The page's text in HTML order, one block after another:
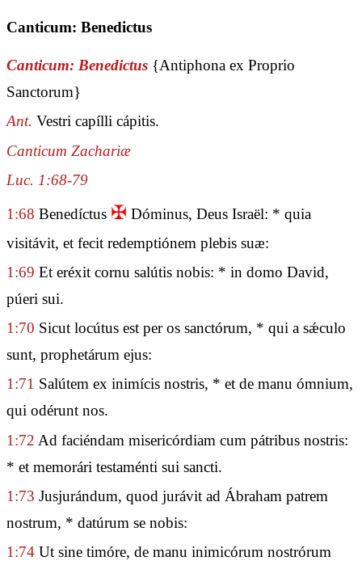
Canticum: Benedictus
Canticum: Benedictus {Antiphona ex Proprio
Sanctorum}
Ant. Vestri capílli cápitis.
Canticum Zachariæ
Luc. 1:68-79
1:68 Benedíctus ✠ Dóminus, Deus Israël: * quia
visitávit, et fecit redemptiónem plebis suæ:
1:69 Et eréxit cornu salútis nobis: * in domo David,
púeri sui.
1:70 Sicut locútus est per os sanctórum, * qui a sǽculo
sunt, prophetárum ejus:
1:71 Salútem ex inimícis nostris, * et de manu ómnium,
qui odérunt nos.
1:72 Ad faciéndam misericórdiam cum pátribus nostris:
* et memorári testaménti sui sancti.
1:73 Jusjurándum, quod jurávit ad Ábraham patrem
nostrum, * datúrum se nobis:
1:74 Ut sine timóre, de manu inimicórum nostrórum